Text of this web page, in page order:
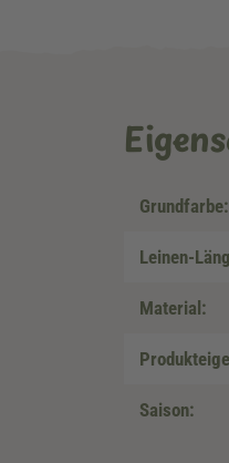
Grundfarbe:
Leinen-
Material:
Saison: